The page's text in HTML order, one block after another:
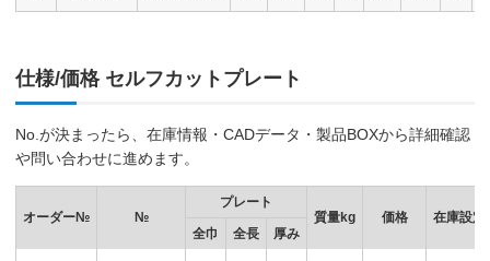
仕様/価格 セルフカットプレート
No.が決まったら、在庫情報・CADデータ・製品BOXから詳細確認
や問い合わせに進めます。
オーダー№ №
プレート
質量kg
価格
在庫設定
全巾
全長 厚み